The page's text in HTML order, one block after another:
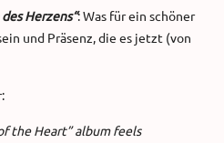
Herzens“: Was für ein schöner
und Präsenz, die es jetzt (von
the Heart” album feels